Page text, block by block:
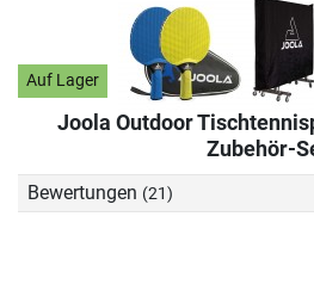
Auf Lager
Joola Outdoor
Zubehör-
Bewertungen (21)